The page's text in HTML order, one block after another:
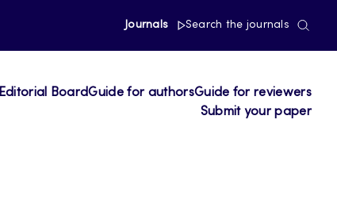
Journals Search the journals
Editorial BoardGuide for authorsGuide for reviewers
Submit your paper